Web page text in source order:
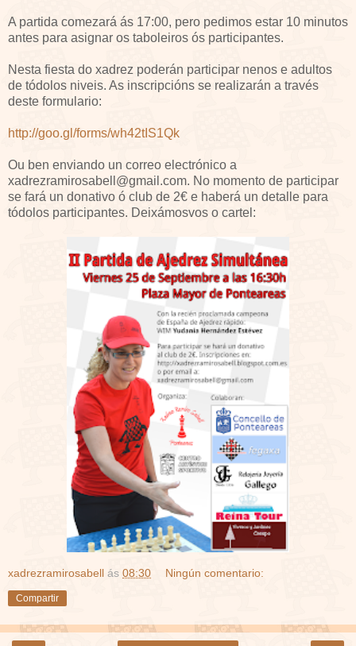
A partida comezará ás 17:00, pero pedimos estar 10 minutos
antes para asignar os taboleiros ós participantes.
Nesta fiesta do xadrez poderán participar nenos e adultos
de tódolos niveis. As inscripcións se realizarán a través
deste formulario:
http://goo.gl/forms/wh42tIS1Qk
Ou ben enviando un correo electrónico a
xadrezramirosabell@gmail.com. No momento de participar
se fará un donativo ó club de 2€ e haberá un detalle para
tódolos participantes. Deixámosvos o cartel:
xadrezramirosabell ás 08:30 Ningún comentario:
Compartir